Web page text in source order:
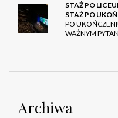
STAŻ PO
STAŻ PO
PO
WAŻNYM
Archiwa